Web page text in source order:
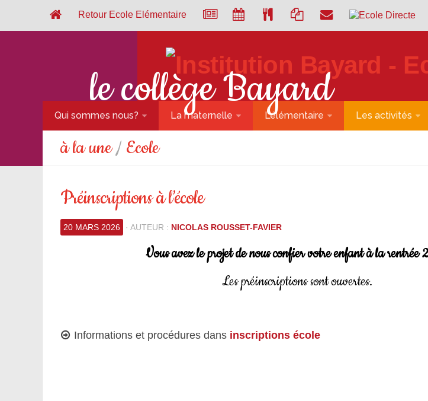
Retour Ecole Elémentaire
le collège Bayard
Qui sommes nous? La maternelle L’élémentaire Les activités
à la une/ Ecole
Préinscriptions à l’école
20 MARS 2026 · AUTEUR : NICOLAS ROUSSET-FAVIER
Vous avez le projet de nous confier votre enfant à la rentrée
Les préinscriptions sont ouvertes.
Informations et procédures dans inscriptions école